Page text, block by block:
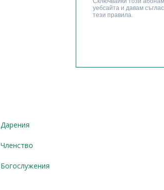
Дарения
Членство
Богослужения